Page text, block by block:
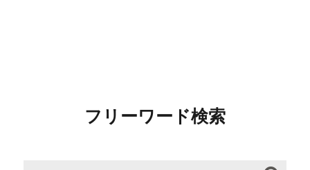
フリーワード検索